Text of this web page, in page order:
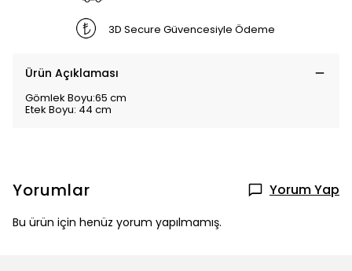
3D Secure Güvencesiyle Ödeme
Ürün Açıklaması
Gömlek Boyu:65 cm
Etek Boyu: 44 cm
Yorumlar Yorum Yap
Bu ürün için henüz yorum yapılmamış.